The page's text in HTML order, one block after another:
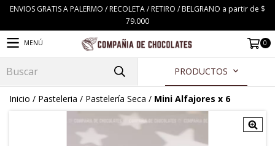
ENVIOS GRATIS A PALERMO / RECOLETA / RETIRO / BELGRANO a partir de $
79.000
MENÚ 0
PRODUCTOS
Inicio / Pasteleria / Pastelería Seca / Mini Alfajores x 6